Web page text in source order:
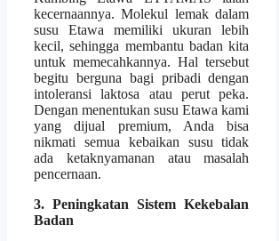
kecernaannya. Molekul lemak dalam
susu Etawa memiliki ukuran lebih
kecil, sehingga membantu badan kita
untuk memecahkannya. Hal tersebut
begitu berguna bagi pribadi dengan
intoleransi laktosa atau perut peka.
Dengan menentukan susu Etawa kami
yang dijual premium, Anda bisa
nikmati semua kebaikan susu tidak
ada ketaknyamanan atau masalah
pencernaan.
3. Peningkatan Sistem Kekebalan
Badan